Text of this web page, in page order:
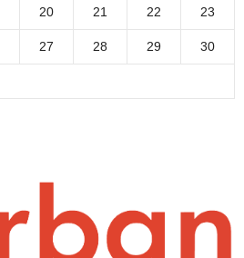
20 21 22 23
27 28 29 30